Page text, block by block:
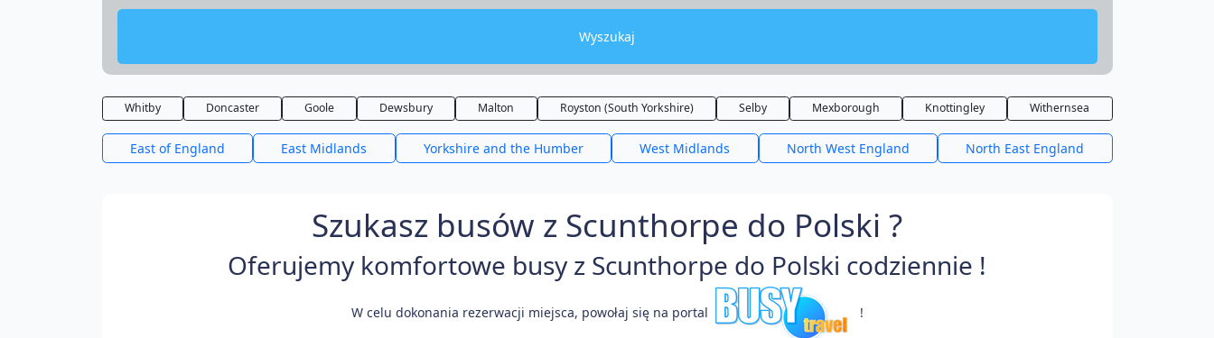
Wyszukaj
Whitby Doncaster Goole Dewsbury Malton Royston (South Yorkshire) Selby Mexborough Knottingley Withernsea
East of England East Midlands Yorkshire and the Humber West Midlands North West England North East England
Szukasz busów z Scunthorpe do Polski ?
Oferujemy komfortowe busy z Scunthorpe do Polski codziennie !
W celu dokonania rezerwacji miejsca, powołaj się na portal !